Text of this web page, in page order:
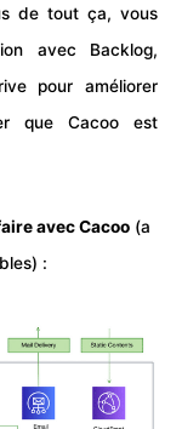
de tout ça, vous
avec Backlog,
pour améliorer
que Cacoo est
avec Cacoo (a
: